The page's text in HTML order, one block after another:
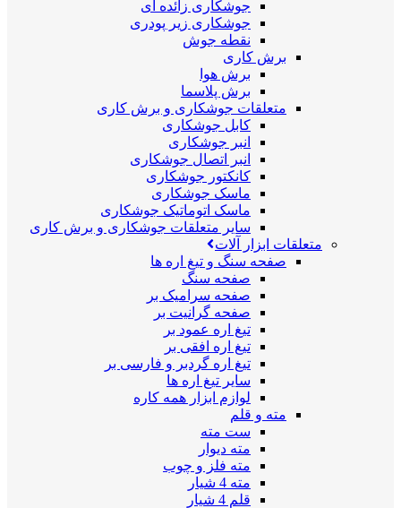
جوشکاری زائده ای
جوشکاری زیر پودری
نقطه جوش
برش کاری
برش هوا
برش پلاسما
متعلقات جوشکاری و برش کاری
کابل جوشکاری
انبر جوشکاری
انبر اتصال جوشکاری
کانکتور جوشکاری
ماسک جوشکاری
ماسک اتوماتیک جوشکاری
سایر متعلقات جوشکاری و برش کاری
متعلقات ابزار آلات
صفحه سنگ و تیغ اره ها
صفحه سنگ
صفحه سرامیک بر
صفحه گرانیت بر
تیغ اره عمود بر
تیغ اره افقی بر
تیغ اره گردبر و فارسی بر
سایر تیغ اره ها
لوازم ابزار همه کاره
مته و قلم
ست مته
مته دیوار
مته فلز و چوب
مته 4 شیار
قلم 4 شیار